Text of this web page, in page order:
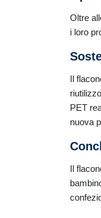
Oltre
i loro
Il
PET
nuova
Il